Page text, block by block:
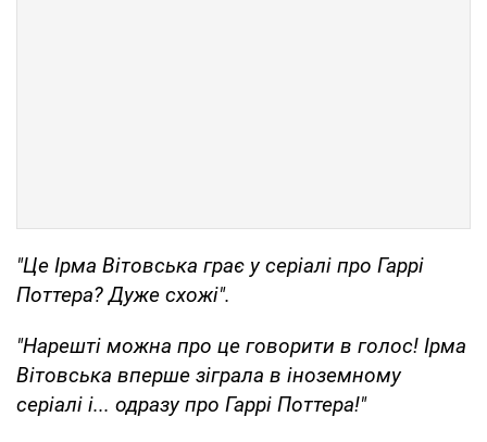
"Це Ірма Вітовська грає у серіалі про Гаррі
Поттера? Дуже схожі".
"Нарешті можна про це говорити в голос! Ірма
Вітовська вперше зіграла в іноземному
серіалі і... одразу про Гаррі Поттера!"